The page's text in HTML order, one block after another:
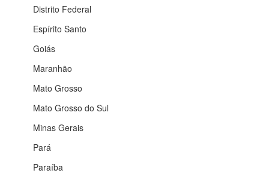
Distrito Federal
Espírito Santo
Goiás
Maranhão
Mato Grosso
Mato Grosso do Sul
Minas Gerais
Pará
Paraíba